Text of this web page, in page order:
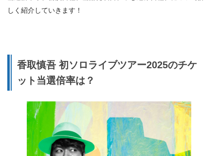
しく紹介していきます！
香取慎吾 初ソロライブツアー2025のチケ
ット当選倍率は？